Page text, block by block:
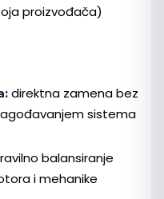
proizvođača)
direktna zamena bez
sistema
balansiranje
i mehanike